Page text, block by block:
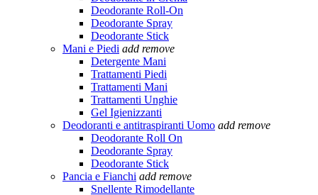
Deodorante Roll-On
Deodorante Spray
Deodorante Stick
Mani e Piedi add remove
Detergente Mani
Trattamenti Piedi
Trattamenti Mani
Trattamenti Unghie
Gel Igienizzanti
Deodoranti e antitraspiranti Uomo add remove
Deodorante Roll On
Deodorante Spray
Deodorante Stick
Pancia e Fianchi add remove
Snellente Rimodellante